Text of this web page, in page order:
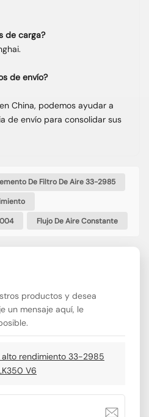
de carga?
de envío?
China, podemos ayudar a
de envío para consolidar sus
De Filtro De Aire 33-2985
Flujo De Aire Constante
productos y desea
un mensaje aquí, le
alto rendimiento 33-2985
V6